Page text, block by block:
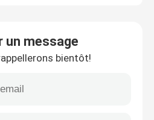
un message
bientôt!